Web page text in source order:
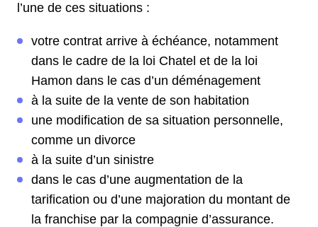
l’une de ces situations :
votre contrat arrive à échéance, notamment
dans le cadre de la loi Chatel et de la loi
Hamon dans le cas d’un déménagement
à la suite de la vente de son habitation
une modification de sa situation personnelle,
comme un divorce
à la suite d’un sinistre
dans le cas d’une augmentation de la
tarification ou d’une majoration du montant de
la franchise par la compagnie d’assurance.